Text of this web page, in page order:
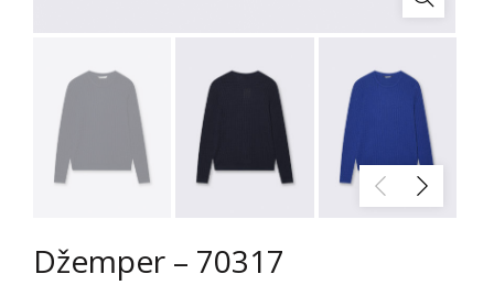
Džemper – 70317